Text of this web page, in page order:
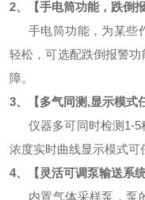
2、【手电筒功能，跌倒报
手电筒功能，为某些
轻松，可选配跌倒报警
障。
3、【多气同测,显示模式
仪器多可同时检测1-
浓度实时曲线显示模式可
4、【灵活可调泵输送系
内置气体采样泵，泵